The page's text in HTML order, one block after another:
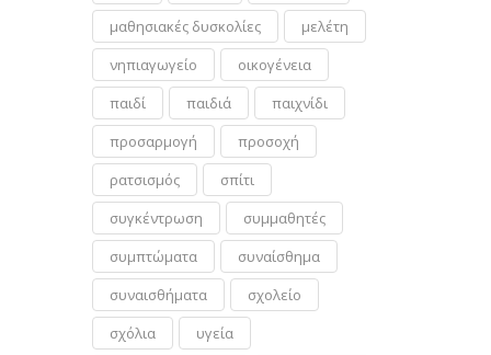
μαθησιακές δυσκολίες
μελέτη
νηπιαγωγείο
οικογένεια
παιδί
παιδιά
παιχνίδι
προσαρμογή
προσοχή
ρατσισμός
σπίτι
συγκέντρωση
συμμαθητές
συμπτώματα
συναίσθημα
συναισθήματα
σχολείο
σχόλια
υγεία